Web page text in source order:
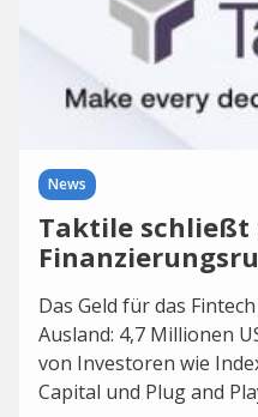
News
Taktile schließt
Das Geld für das
Ausland: 4,7 Millionen
von Investoren wie
Capital und Plug and